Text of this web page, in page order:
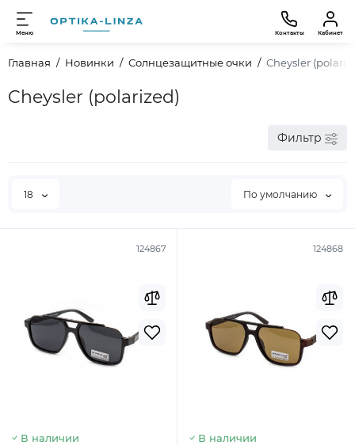
Меню Контакты Кабинет
Главная Новинки Солнцезащитные очки Cheysler
Cheysler (polarized)
Фильтр
18 По умолчанию
124867
В наличии
124868
В наличии